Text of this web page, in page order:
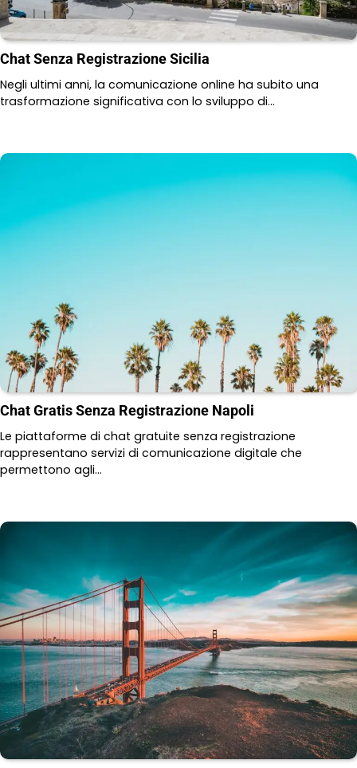
Chat Senza Registrazione Sicilia
Negli ultimi anni, la comunicazione online ha subito una
trasformazione significativa con lo sviluppo di…
Chat Gratis Senza Registrazione Napoli
Le piattaforme di chat gratuite senza registrazione
rappresentano servizi di comunicazione digitale che
permettono agli…